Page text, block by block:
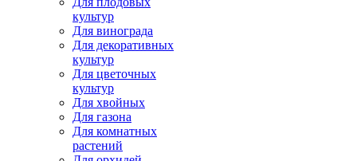
культур
Для винограда
Для декоративных
культур
Для цветочных
культур
Для хвойных
Для газона
Для комнатных
растений